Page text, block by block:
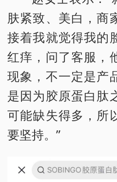
肤紧致、美白，商
接着我就觉得我的
红痒，问了客服，
现象，不一定是产
是因为胶原蛋白肽
可能缺失得多，所
要坚持。”